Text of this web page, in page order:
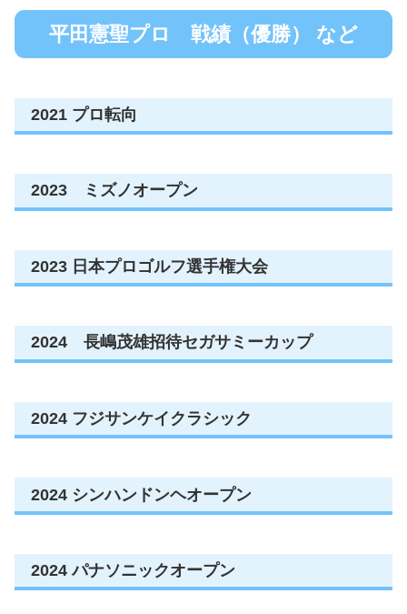
平田憲聖プロ 戦績（優勝） など
2021 プロ転向
2023 ミズノオープン
2023 日本プロゴルフ選手権大会
2024 長嶋茂雄招待セガサミーカップ
2024 フジサンケイクラシック
2024 シンハンドンヘオープン
2024 パナソニックオープン